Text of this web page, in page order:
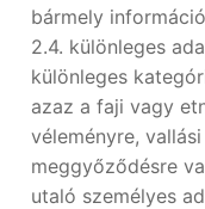
bármely
2.4. különleges
különleges
azaz a faji vagy
véleményre,
meggyőződésre
utaló személyes